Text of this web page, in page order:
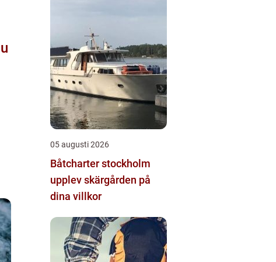
05 augusti 2026
Båtcharter stockholm
upplev skärgården på
dina villkor